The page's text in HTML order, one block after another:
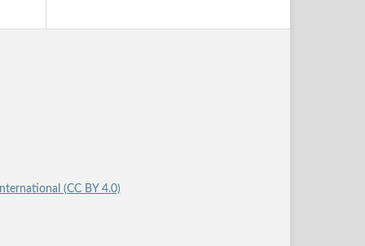
(CC BY 4.0)